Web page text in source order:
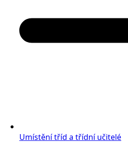
Umístění tříd a třídní učitelé